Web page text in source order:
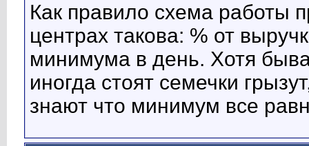
Как правило схема работы
центрах такова: % от
минимума в день. Хотя
иногда стоят семечки
знают что минимум все